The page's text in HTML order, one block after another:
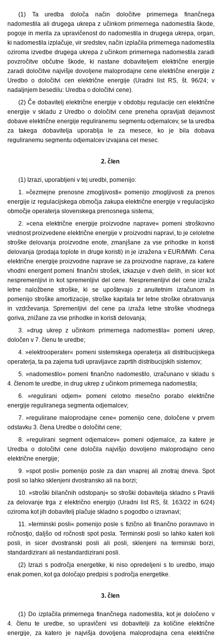
(1) Ta uredba določa način določitve primernega finančnega
nadomestila ali drugega ukrepa z učinkom primernega nadomestila škode,
pogoje in merila za upravičenost do nadomestila in drugega ukrepa, organ,
ki nadomestila izplačuje, vir sredstev, način izplačila primernega nadomestila
oziroma izvedbe drugega ukrepa z učinkom primernega nadomestila zaradi
povzročitve občutne škode, ki nastane dobaviteljem električne energije
zaradi določitve najvišje dovoljene maloprodajne cene električne energije z
Uredbo o določitvi cen električne energije (Uradni list RS, št. 96/24; v
nadaljnjem besedilu: Uredba o določitvi cene).
(2) Če dobavitelj električne energije v obdobju regulacije cen električne
energije v skladu z Uredbo o določitvi cene preneha opravljati dejavnost
dobave električne energije reguliranemu segmentu odjemalcev, se ta uredba
za takega dobavitelja uporablja le za mesece, ko je bila dobava
reguliranemu segmentu odjemalcev izvajana cel mesec.
2. člen
(1) Izrazi, uporabljeni v tej uredbi, pomenijo:
1. »čezmejne prenosne zmogljivosti« pomenijo zmogljivosti za prenos
energije iz regulacijskega območja zakupa električne energije v regulacijsko
območje operaterja slovenskega prenosnega sistema;
2. »cena električne energije proizvodne naprave« pomeni stroškovno
vrednost proizvedene električne energije v proizvodni napravi, to je celoletne
stroške delovanja proizvodne enote, zmanjšane za vse prihodke in koristi
delovanja (prodaja toplote in druge koristi) in je izražena v EUR/MWh. Cena
električne energije proizvodne naprave se za proizvodne naprave, za katere
vhodni energent pomeni finančni strošek, izkazuje v dveh delih, in sicer kot
nespremenljivi in kot spremenljivi del cene. Nespremenljivi del cene izraža
letne naložbene stroške, ki se upoštevajo z anuitetnim izračunom in
pomenijo stroške amortizacije, stroške kapitala ter letne stroške obratovanja
in vzdrževanja. Spremenljivi del cene pa izraža letne stroške vhodnega
goriva, znižane za vse prihodke in koristi delovanja;
3. »drug ukrep z učinkom primernega nadomestila« pomeni ukrep,
določen v 7. členu te uredbe;
4. »elektrooperater« pomeni sistemskega operaterja ali distribucijskega
operaterja, ta pa zajema tudi upravljavce zaprtih distribucijskih sistemov;
5. »nadomestilo« pomeni finančno nadomestilo, izračunano v skladu s
4. členom te uredbe, in drug ukrep z učinkom primernega nadomestila;
6. »regulirani odjem« pomeni celotno mesečno porabo električne
energije reguliranega segmenta odjemalcev;
7. »regulirane maloprodajne cene« pomenijo cene, določene v prvem
odstavku 3. člena Uredbe o določitvi cene;
8. »regulirani segment odjemalcev« pomeni odjemalce, za katere je
Uredba o določitvi cene določila najvišjo dovoljeno maloprodajno ceno
električne energije;
9. »spot posli« pomenijo posle za dan vnaprej ali znotraj dneva. Spot
posli so lahko sklenjeni dvostransko ali na borzi;
10. »stroški bilančnih odstopanj« so stroški dobavitelja skladno s Pravili
za delovanje trga z električno energijo (Uradni list RS, št. 163/22 in 6/24)
oziroma kot jih dobavitelj plačuje skladno s pogodbo o izravnavi;
11. »terminski posli« pomenijo posle s fizično ali finančno poravnavo in
ročnostjo, daljšo od ročnosti spot posla. Terminski posli so lahko kateri koli
posli, in sicer dvostranski posli ali posli, sklenjeni na terminski borzi,
standardizirani ali nestandardizirani posli.
(2) Izrazi s področja energetike, ki niso opredeljeni s to uredbo, imajo
enak pomen, kot ga določajo predpisi s področja energetike.
3. člen
(1) Do izplačila primernega finančnega nadomestila, kot je določeno v
4. členu te uredbe, so upravičeni vsi dobavitelji za količine električne
energije, za katero je najvišja dovoljena maloprodajna cena električne